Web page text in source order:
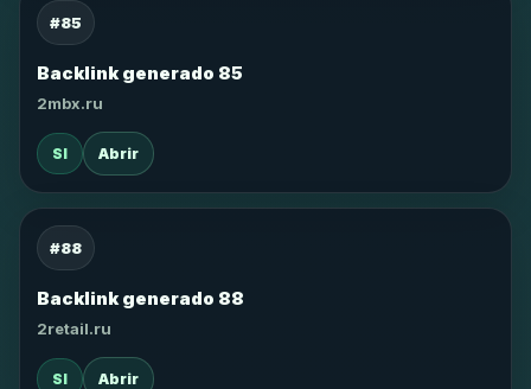
#85
Backlink generado 85
2mbx.ru
SI Abrir
#88
Backlink generado 88
2retail.ru
SI Abrir